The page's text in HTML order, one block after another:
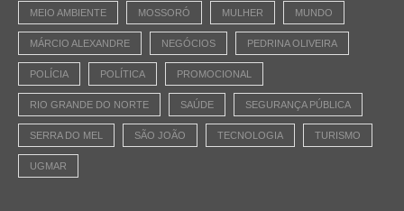
MEIO AMBIENTE MOSSORÓ MULHER MUNDO
MÁRCIO ALEXANDRE NEGÓCIOS PEDRINA OLIVEIRA
POLÍCIA POLÍTICA PROMOCIONAL
RIO GRANDE DO NORTE SAÚDE SEGURANÇA PÚBLICA
SERRA DO MEL SÃO JOÃO TECNOLOGIA TURISMO
UGMAR